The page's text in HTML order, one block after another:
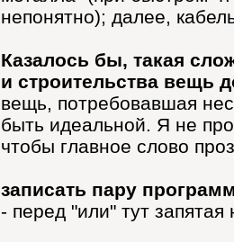
непонятно); далее,
Казалось бы, такая
и строительства вещь
вещь, потребовавшая
быть идеальной. Я не
чтобы главное слово
записать пару
- перед "или" тут